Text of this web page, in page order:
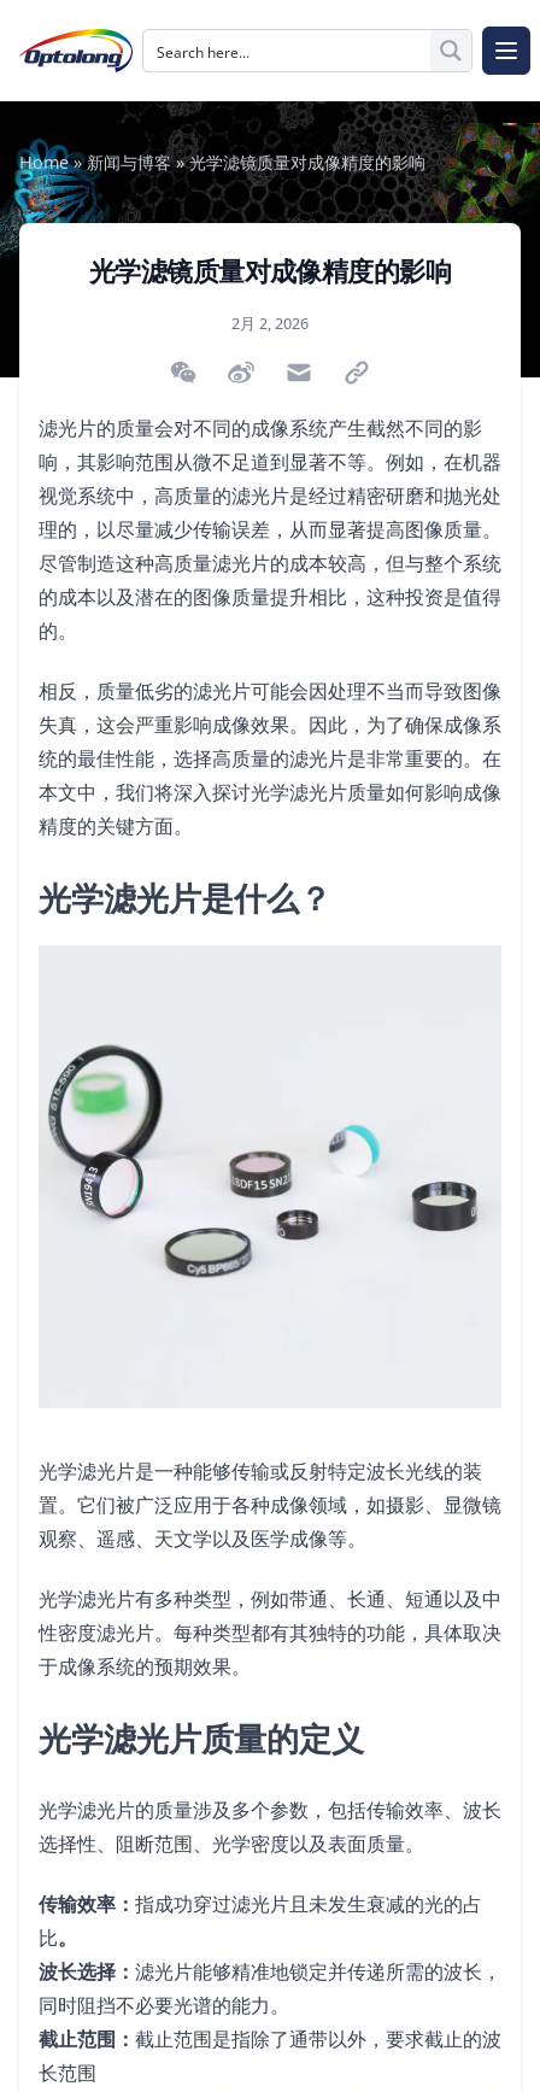
The Logo of Optolong Optics Co., Ltd.
打
Home»新闻与博客»光学滤镜质量对成像精度的影响
光学滤镜质量对成像精度的影响
2月 2, 2026
微信扫描二维码分享文章
分享到微博通过电子邮件分享
通过链接分享
滤光片的质量会对不同的成像系统产生截然不同的影
响，其影响范围从微不足道到显著不等。例如，在机器
视觉系统中，高质量的滤光片是经过精密研磨和抛光处
理的，以尽量减少传输误差，从而显著提高图像质量。
尽管制造这种高质量滤光片的成本较高，但与整个系统
的成本以及潜在的图像质量提升相比，这种投资是值得
的。
相反，质量低劣的滤光片可能会因处理不当而导致图像
失真，这会严重影响成像效果。因此，为了确保成像系
统的最佳性能，选择高质量的滤光片是非常重要的。在
本文中，我们将深入探讨光学滤光片质量如何影响成像
精度的关键方面。
光学滤光片是什么？
光学滤光片是一种能够传输或反射特定波长光线的装
置。它们被广泛应用于各种成像领域，如摄影、显微镜
观察、遥感、天文学以及医学成像等。
光学滤光片有多种类型，例如带通、长通、短通以及中
性密度滤光片。每种类型都有其独特的功能，具体取决
于成像系统的预期效果。
光学滤光片质量的定义
光学滤光片的质量涉及多个参数，包括传输效率、波长
选择性、阻断范围、光学密度以及表面质量。
传输效率： 指成功穿过滤光片且未发生衰减的光的占
比。
波长选择： 滤光片能够精准地锁定并传递所需的波长，
同时阻挡不必要光谱的能力。
截止范围： 截止范围是指除了通带以外，要求截止的波
长范围